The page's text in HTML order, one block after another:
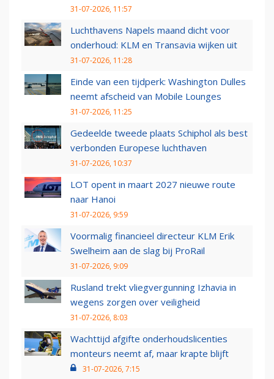
31-07-2026, 11:57
Luchthavens Napels maand dicht voor
onderhoud: KLM en Transavia wijken uit
31-07-2026, 11:28
Einde van een tijdperk: Washington Dulles
neemt afscheid van Mobile Lounges
31-07-2026, 11:25
Gedeelde tweede plaats Schiphol als best
verbonden Europese luchthaven
31-07-2026, 10:37
LOT opent in maart 2027 nieuwe route
naar Hanoi
31-07-2026, 9:59
Voormalig financieel directeur KLM Erik
Swelheim aan de slag bij ProRail
31-07-2026, 9:09
Rusland trekt vliegvergunning Izhavia in
wegens zorgen over veiligheid
31-07-2026, 8:03
Wachttijd afgifte onderhoudslicenties
monteurs neemt af, maar krapte blijft
31-07-2026, 7:15